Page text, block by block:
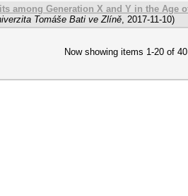
among Generation X and Y in the Age
Tomáše Bati ve Zlíně, 2017-11-10)
Now showing items 1-20 of 40